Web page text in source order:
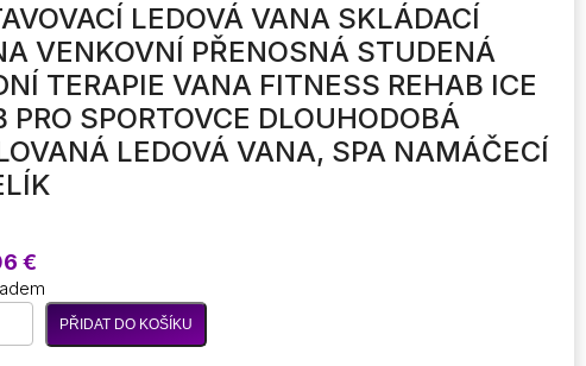
LEDOVÁ VANA SKLÁDACÍ
VENKOVNÍ PŘENOSNÁ STUDENÁ
TERAPIE VANA FITNESS REHAB ICE
PRO SPORTOVCE DLOUHODOBÁ
LEDOVÁ VANA, SPA NAMÁČECÍ
€
PŘIDAT DO KOŠÍKU